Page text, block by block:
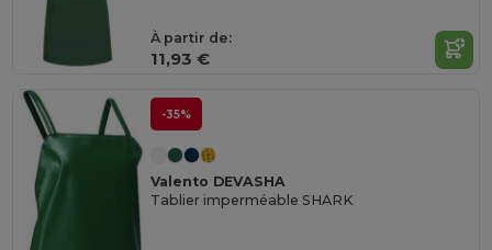
À partir de:
11,93 €
-35%
Valento DEVASHA
Tablier imperméable SHARK